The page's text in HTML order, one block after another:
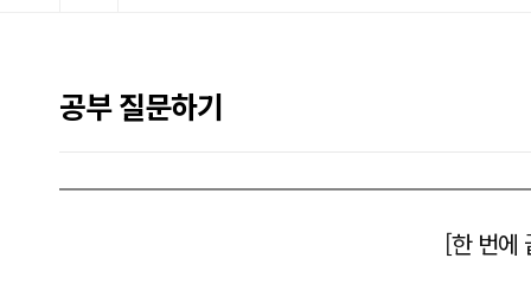
뉴
공부 질문하기
[한 번에